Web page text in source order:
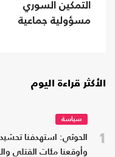
التمكين السوري
مسؤولية جماعية
الأكثر قراءة اليوم
1
سياسة
الحوثي: استهدفنا
وأوقعنا مئات القتلى